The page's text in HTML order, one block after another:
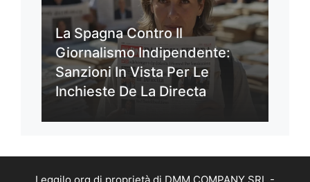
La Spagna Contro Il
Giornalismo Indipendente:
Sanzioni In Vista Per Le
Inchieste De La Directa